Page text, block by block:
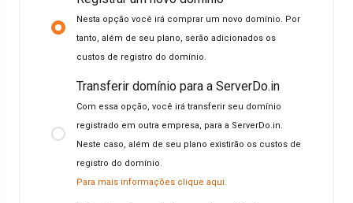
Nesta opção você irá comprar um novo domínio. Por
tanto, além de seu plano, serão adicionados os
custos de registro do domínio.
Transferir domínio para a ServerDo.in
Com essa opção, você irá transferir seu domínio
registrado em outra empresa, para a ServerDo.in.
Neste caso, além de seu plano existirão os custos de
registro do domínio.
Para mais informações clique aqui.